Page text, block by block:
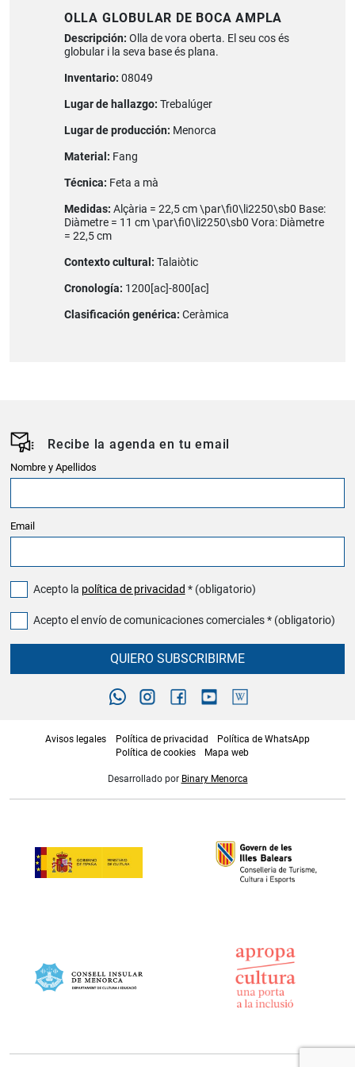
OLLA GLOBULAR DE BOCA AMPLA
Descripción: Olla de vora oberta. El seu cos és
globular i la seva base és plana.
Inventario: 08049
Lugar de hallazgo: Trebalúger
Lugar de producción: Menorca
Material: Fang
Técnica: Feta a mà
Medidas: Alçària = 22,5 cm \par\fi0\li2250\sb0 Base:
Diàmetre = 11 cm \par\fi0\li2250\sb0 Vora: Diàmetre
= 22,5 cm
Contexto cultural: Talaiòtic
Cronología: 1200[ac]-800[ac]
Clasificación genérica: Ceràmica
Recibe la agenda en tu email
Nombre y Apellidos
Email
Acepto la política de privacidad * (obligatorio)
Acepto el envío de comunicaciones comerciales * (obligatorio)
QUIERO SUBSCRIBIRME
Avisos legales Política de privacidad
Política de WhatsApp
Política de cookies
Mapa web
Desarrollado por Binary Menorca